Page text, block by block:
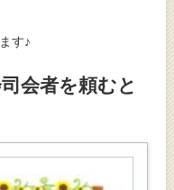
す♪
会者を頼むと